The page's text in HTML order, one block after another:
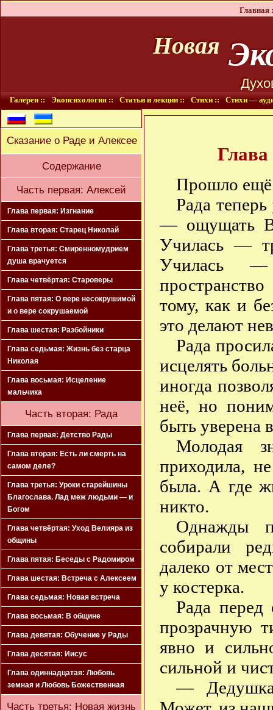
Главная
Новая
Галереи :: Экопсихология :: Статьи и лекции :: Стихи :: Стихи —
Сказание о Раде и Алексее
Содержание
Часть первая: Алексей
Глава первая: Изгнание
Глава вторая: Старец Николай
Глава третья: Смиренномудрием
душа врачуется
Глава четвёртая: Староверы
Глава пятая: О вере несокрушимой
и о вере сокрушаемой
Глава шестая: Разбойники
Глава седьмая: Жизнь без старца
Николая
Глава восьмая: Исцеление
мальчика
Часть вторая: Рада
Глава первая: Детство Рады
Глава вторая: Есть ли смерть на
самом деле?
Глава третья: Уроки старейшины
Благослава. Лад меж людьми — и
Богом
Глава четвёртая: Уход Велияра из
общины
Глава пятая: Беседы с Радомиром
Глава шестая: Встреча с Алексеем
Глава седьмая: Новая встреча
Глава восьмая: В общине
Глава девятая: Обучение у Рады
Глава десятая: Иисус
Глава одиннадцатая: Любовь
земная и Любовь Божественная
Часть третья: Новая жизнь
Глава
Прошло ещё
Рада
— ощущать
Училась —
Училась —
тому, как и
это делают
Рада
исцелять
иногда
неё, но
быть уверена
Молодая
приходила,
была. А где
никто.
Однажды
собирали
далеко от
у костерка.
Рада
прозрачную
явно и
сильной и
—